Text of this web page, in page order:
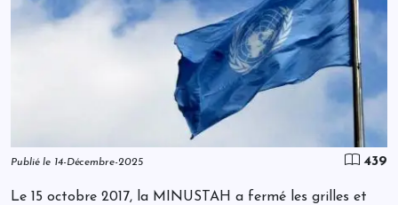
Publié le 14-Décembre-2025 439
Le 15 octobre 2017, la MINUSTAH a fermé les grilles et